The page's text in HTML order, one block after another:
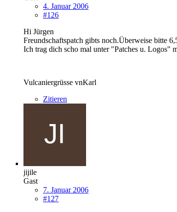
4. Januar 2006
#126
Hi Jürgen
Freundschaftspatch gibts noch.Überweise bitte
Ich trag dich scho mal unter "Patches u. Logos"
Vulcaniergrüsse vnKarl
Zitieren
jijile
Gast
7. Januar 2006
#127